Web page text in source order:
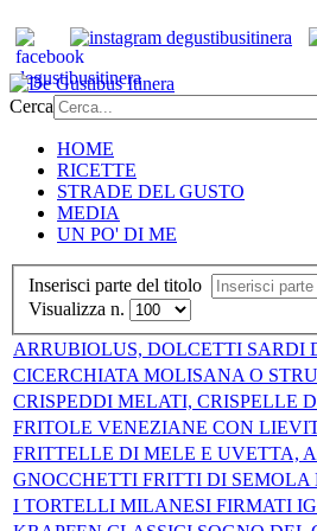
Cerca
HOME
RICETTE
STRADE DEL GUSTO
MEDIA
UN PO' DI ME
Inserisci parte del titolo
Visualizza n.
ARRUBIOLUS, DOLCETTI SARDI
CICERCHIATA MOLISANA O
CRISPEDDI MELATI, CRISPELLE
FRITOLE VENEZIANE CON
FRITTELLE DI MELE E UVETTA,
GNOCCHETTI FRITTI DI SEMOLA
I TORTELLI MILANESI FIRMATI